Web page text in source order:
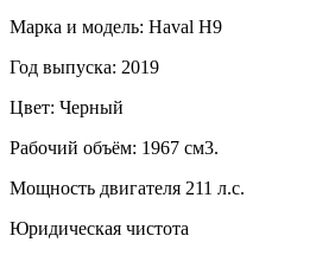
Марка и модель: Haval H9
Год выпуска: 2019
Цвет: Черный
Рабочий объём: 1967 см3.
Мощность двигателя 211 л.с.
Юридическая чистота